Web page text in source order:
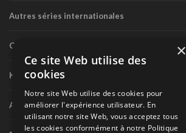
Autres séries internationales
Circuit routier canadien
Karting
Autres séries nationales
×
Ce site Web utilise des
cookies
Notre site Web utilise des cookies pour
améliorer l'expérience utilisateur. En
utilisant notre site Web, vous acceptez tous
les cookies conformément à notre Politique